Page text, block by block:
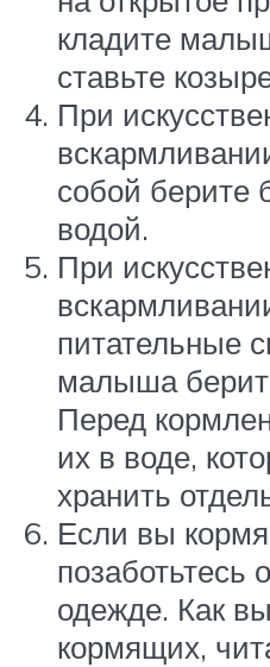
кладите
ставьте
При
собой берите
водой.
При
питательные
малыша
Перед
их в воде,
хранить
Если вы
позаботьтесь
одежде. Как
кормящих,